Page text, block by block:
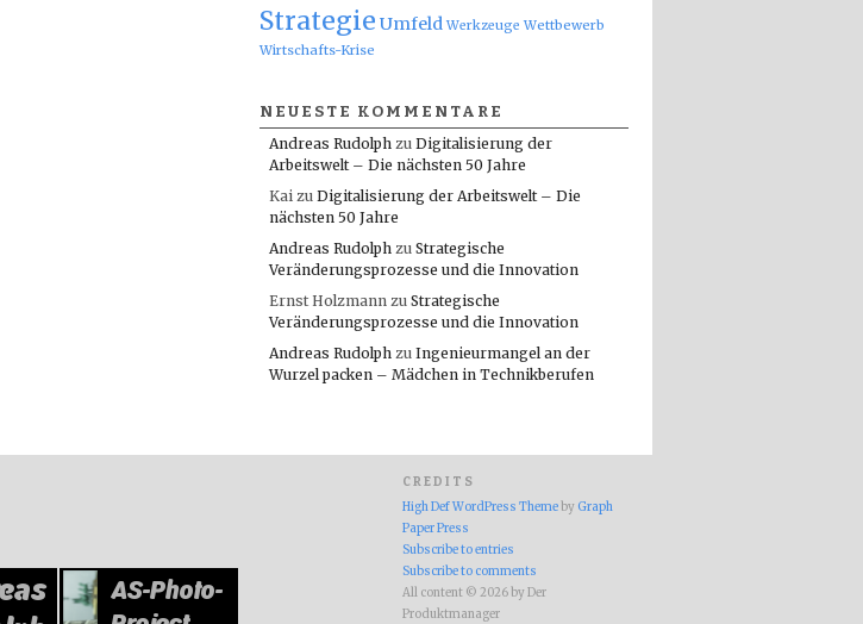
Strategie Umfeld Werkzeuge Wettbewerb
Wirtschafts-Krise
NEUESTE KOMMENTARE
Andreas Rudolph zu Digitalisierung der
Arbeitswelt – Die nächsten 50 Jahre
Kai zu Digitalisierung der Arbeitswelt – Die
nächsten 50 Jahre
Andreas Rudolph zu Strategische
Veränderungsprozesse und die Innovation
Ernst Holzmann zu Strategische
Veränderungsprozesse und die Innovation
Andreas Rudolph zu Ingenieurmangel an der
Wurzel packen – Mädchen in Technikberufen
CREDITS
High Def WordPress Theme by Graph
Paper Press
Subscribe to entries
Subscribe to comments
All content © 2026 by Der
Produktmanager